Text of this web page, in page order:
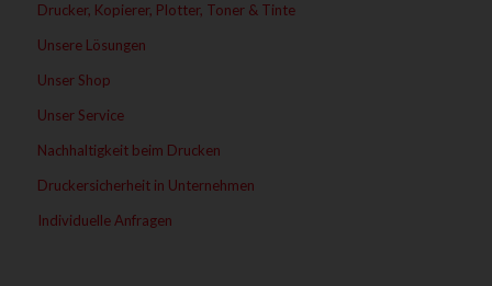
Drucker, Kopierer, Plotter, Toner & Tinte
Unsere Lösungen
Unser Shop
Unser Service
Nachhaltigkeit beim Drucken
Druckersicherheit in Unternehmen
Individuelle Anfragen